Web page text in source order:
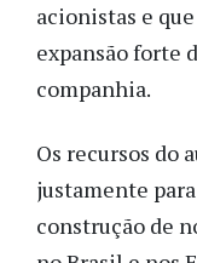
acionistas e
expansão forte
companhia.
Os recursos do
justamente
construção de